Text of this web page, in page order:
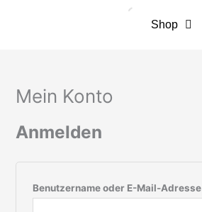
Shop
Mein Konto
Anmelden
Benutzername oder E-Mail-Adresse
Erforderlich